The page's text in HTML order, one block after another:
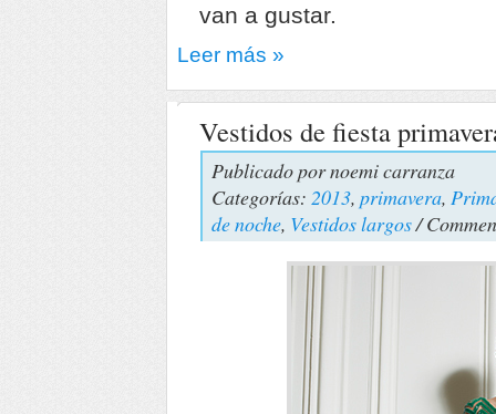
van a gustar.
Leer más »
Vestidos de fiesta
Publicado pornoemi carranza
Categorías: 2013, primavera,
de noche, Vestidos largos/